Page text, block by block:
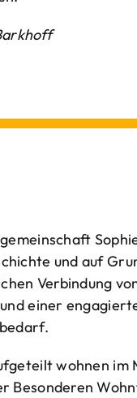
und auf
Verbindung
einer
wohnen im
Besonderen